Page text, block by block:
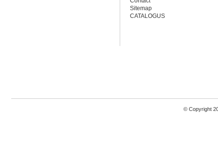
Sitemap
CATALOGUS
© Copyright